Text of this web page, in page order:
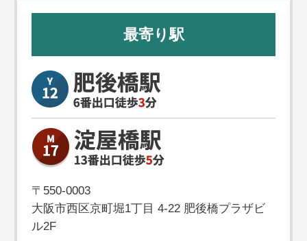
最寄り駅
〒550-0003
大阪市西区京町堀1丁目 4-22 肥後橋プラザビ
ル2F